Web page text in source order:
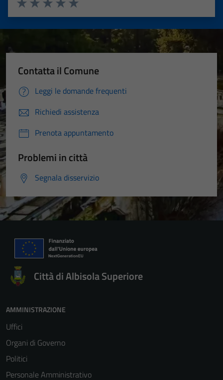
Valuta 5 stelle su 5
Valuta 4 stelle su 5
Valuta 3 stelle su 5
Valuta 2 stelle su 5
Valuta 1 stelle su 5
Contatta il Comune
Leggi le domande frequenti
Richiedi assistenza
Prenota appuntamento
Problemi in città
Segnala disservizio
Città di Albisola Superiore
AMMINISTRAZIONE
Uffici
Organi di Governo
Politici
Personale Amministrativo